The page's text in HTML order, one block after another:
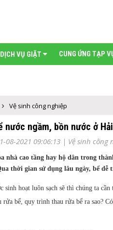
DỊCH VỤ GIẶT CUNG ỨNG TẠP
Vệ sinh công nghiệp
nước ngầm, bồn nước ở
08-2021 09:06:13 | Vệ sinh công
nhà cao tầng hay hộ dân trong
thời gian sử dụng lâu ngày, bể
sinh hoạt luôn sạch sẽ thì chúng ta
rửa bể, quy trình thau rửa bể ra sao?